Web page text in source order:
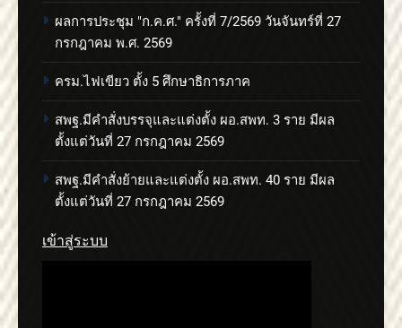
ผลการประชุม "ก.ค.ศ." ครั้งที่ 7/2569 วันจันทร์ที่ 27
กรกฎาคม พ.ศ. 2569
ครม.ไฟเขียว ตั้ง 5 ศึกษาธิการภาค
สพฐ.มีคำสั่งบรรจุและแต่งตั้ง ผอ.สพท. 3 ราย มีผล
ตั้งแต่วันที่ 27 กรกฎาคม 2569
สพฐ.มีคำสั่งย้ายและแต่งตั้ง ผอ.สพท. 40 ราย มีผล
ตั้งแต่วันที่ 27 กรกฎาคม 2569
เข้าสู่ระบบ